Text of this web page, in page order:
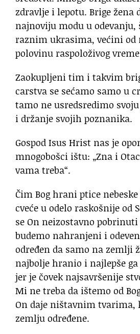
zdravlje i lepotu. Brige žena
najnoviju modu u
raznim ukrasima, većini
polovinu raspoloživog
Zaokupljeni tim i takvim
carstva se sećamo samo u
tamo ne usredsredimo
i držanje svojih poznanika.
Gospod Isus Hrist nas je
mnogobošci ištu: „Zna i
vama treba“.
Čim Bog hrani ptice
cveće u odelo raskošnije od
se On neizostavno
budemo nahranjeni i
određen da samo na zemlji
najbolje hranio i najlepše
jer je čovek najsavršenije
Mi ne treba da ištemo od
On daje ništavnim tvarima,
zemlju određene.